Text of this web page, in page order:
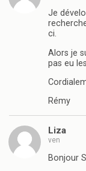
Je
ci.
Alors je
pas eu
Rémy
Liza
ven
Bonjour